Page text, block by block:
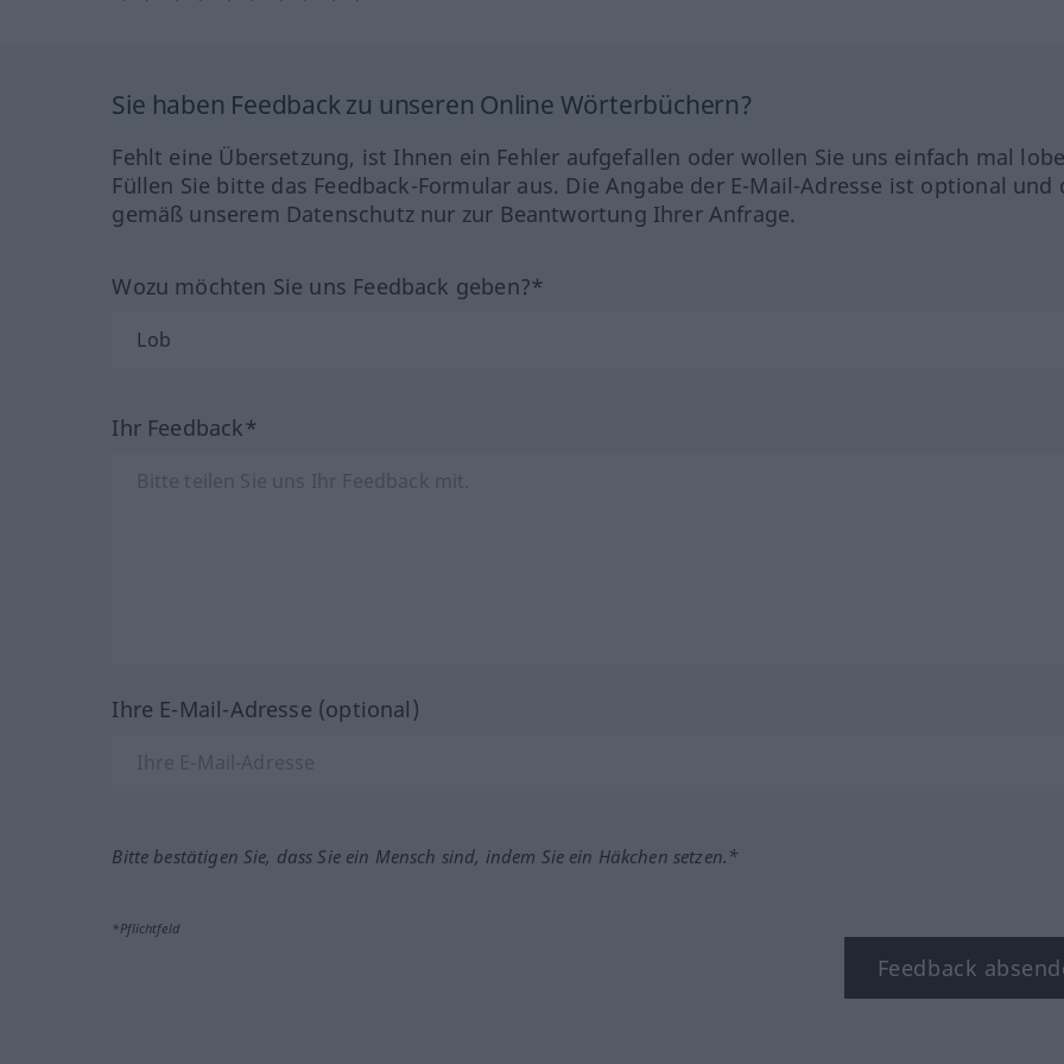
Sie haben Feedback zu unseren Online Wörterbüchern?
Fehlt eine Übersetzung, ist Ihnen ein Fehler aufgefallen oder wollen Sie uns einfach mal
Füllen Sie bitte das Feedback-Formular aus. Die Angabe der E-Mail-Adresse ist optional und
gemäß unserem Datenschutz nur zur Beantwortung Ihrer Anfrage.
Wozu möchten Sie uns Feedback geben?*
Ihr Feedback*
Ihre E-Mail-Adresse (optional)
Bitte bestätigen Sie, dass Sie ein Mensch sind, indem Sie ein Häkchen setzen.*
*Pflichtfeld
Feedback